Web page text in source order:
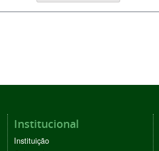
Institucional
Instituição